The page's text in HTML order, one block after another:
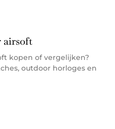
airsoft
kopen of vergelijken?
outdoor horloges en